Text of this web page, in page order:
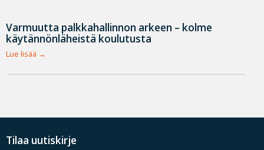
Varmuutta palkkahallinnon arkeen – kolme
käytännönläheistä koulutusta
Lue lisää
Tilaa uutiskirje